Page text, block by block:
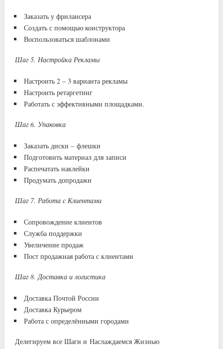
Заказать у фрилансера
Создать с помощью конструктора
Воспользоваться шаблонами
Шаг 5. Настройка Рекламы
Настроить 2 – 3 варианта рекламы
Настроить ретаргетинг
Работать с эффективными площадками.
Шаг 6. Упаковка
Заказать диски – флешки
Подготовить материал для записи
Распечатать наклейки
Продумать допродажи
Шаг 7. Работа с Клиентами
Сопровождение клиентов
Служба поддержки
Увеличение продаж
Пост продажная работа с клиентами
Шаг 8. Доставка и логистика
Доставка Почтой России
Доставка Курьером
Работа с определёнными городами
Делегируем все Шаги и Наслаждаемся Жизнью